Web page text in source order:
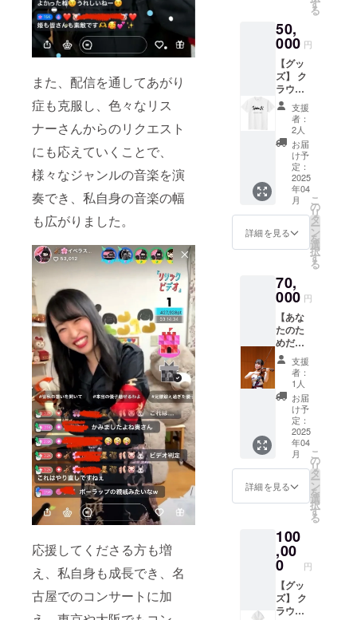
また、配信を通してあがり
症も克服し、色々なリス
ナーさんからのリクエスト
にも応えていくことで、
様々なジャンルの音楽を演
奏でき、私自身の音楽の幅
も広がりました。
応援してくださる方も増
え、私自身も成長でき、名
古屋でのコンサートに加
い。
い。 ・
クラウ
ドファ
ンディ
ング終
了後、
会場な
ど詳細
情報を
メール
にてご
案内し
ます。
※Birthd
のチ
ケット
んの
で、チ
ケット
をお持
ちでな
い方
は、ご
支援の
ご招待
券また
はチ
ケット
ぴあ、
大賀
ホール
トセン
ターに
さい。
ます。
・協賛
いただ
く企業
様は、
後日
メール
にて広
告掲載
内容の
データ
を頂き
ます。
その
際、こ
ちらの
掲載サ
をお送
りくだ
さい。
頂いた
データ
を確認
のうえ
不備が
なけれ
ばその
まま掲
載させ
て頂き
ます。
※当日会
越しい
ただけ
ログラ
ム郵送
希望の
方は、
プログ
ラムを
後日郵
1月25日
(土)Birt
hday
Recital
の
DVD・
Blu-ray
を作成
予定で
す。 そ
のエン
ドロー
ルに、
支援者
様のお
名前
（ニッ
クネー
また
2025年
5月以降
に、エ
ンド
ロール
にお名
前入り
の、
Birthda
Recital
のDVD
または
Blu-ray
を郵送
させて
支援
時、必
ず備考
欄に希
望され
るお名
前をご
す
る
50,
000 円
【グッ
ズ】 ク
ラウド
ファン
ディン
グ限定
オリジ
ナルT
シャツ
＋優子
の心か
らのお
礼の直
筆お手
紙を提
供させ
だきま
す。
支援
者：
2人
お届
け予
定：
2025
年04
月
詳細を見る
こ
の
リ
タ
ー
ン
を
選
択
す
る
70,
000 円
【あな
たのた
めだけ
のプラ
イベー
トミニ
演奏
会】 お
楽しみ
BOX付
き♡ 東
京また
は名古
屋のコ
ンサー
ト、ラ
前後で
お時間
をお取
りし
て、あ
なたの
ためだ
支援
者：
1人
お届
け予
定：
2025
年04
月
詳細を見る
こ
の
リ
タ
ー
ン
を
選
択
す
る
100
,00
0 円
【グッ
ズ】 ク
ラウド